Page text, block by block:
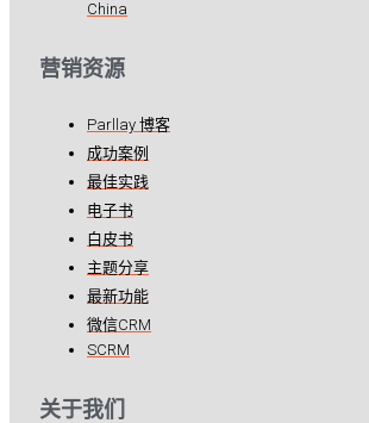
China
营销资源
Parllay 博客
成功案例
最佳实践
电子书
白皮书
主题分享
最新功能
微信CRM
SCRM
关于我们